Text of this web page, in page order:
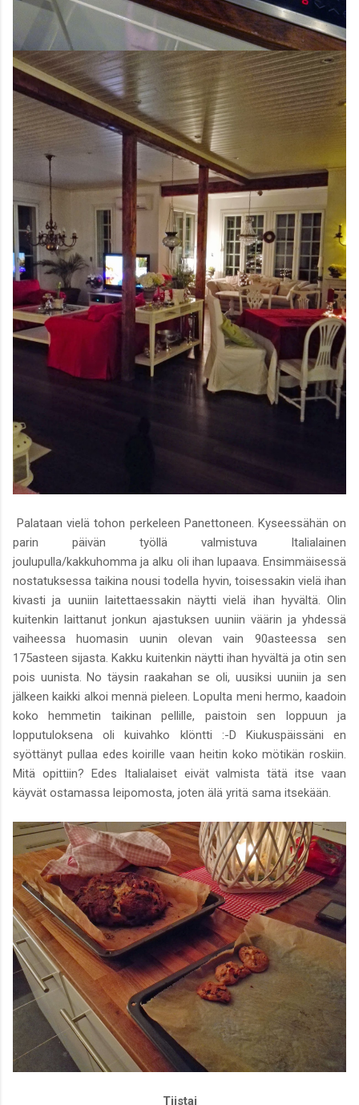
Palataan vielä tohon perkeleen Panettoneen. Kyseessähän on
parin päivän työllä valmistuva Italialainen
joulupulla/kakkuhomma ja alku oli ihan lupaava. Ensimmäisessä
nostatuksessa taikina nousi todella hyvin, toisessakin vielä ihan
kivasti ja uuniin laitettaessakin näytti vielä ihan hyvältä. Olin
kuitenkin laittanut jonkun ajastuksen uuniin väärin ja yhdessä
vaiheessa huomasin uunin olevan vain 90asteessa sen
175asteen sijasta. Kakku kuitenkin näytti ihan hyvältä ja otin sen
pois uunista. No täysin raakahan se oli, uusiksi uuniin ja sen
jälkeen kaikki alkoi mennä pieleen. Lopulta meni hermo, kaadoin
koko hemmetin taikinan pellille, paistoin sen loppuun ja
lopputuloksena oli kuivahko klöntti :-D Kiukuspäissäni en
syöttänyt pullaa edes koirille vaan heitin koko mötikän roskiin.
Mitä opittiin? Edes Italialaiset eivät valmista tätä itse vaan
käyvät ostamassa leipomosta, joten älä yritä sama itsekään.
Tiistai